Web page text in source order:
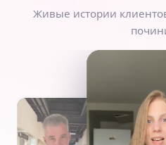
Живые истории